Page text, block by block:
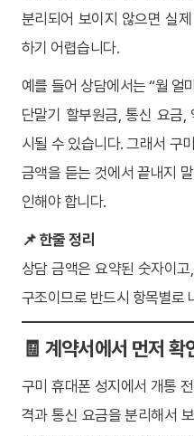
분리되어 보이지 않으면 실
하기 어렵습니다.
예를 들어 상담에서는 “월 얼
단말기 할부원금, 통신 요금
시될 수 있습니다. 그래서 구
금액을 듣는 것에서 끝내지
인해야 합니다.
📌 한줄 정리
상담 금액은 요약된 숫자이
구조이므로 반드시 항목별로
🧾 계약서에서 먼저 확
구미 휴대폰 성지에서 개통
격과 통신 요금을 분리해서